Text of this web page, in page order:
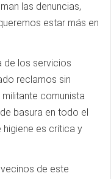
las denuncias,
estar más en
de los servicios
reclamos sin
militante comunista
basura en todo el
es crítica y
de este